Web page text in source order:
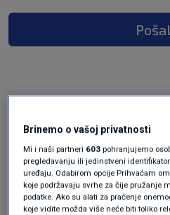
Oglas
Brinemo o vašoj privatnosti
Mi i naši partneri 603 pohranjujemo
pregledavanju ili jedinstveni
uređaju. Odabirom opcije Prihvaćam
koje podržavaju svrhe za čije pružanje
podatke. Ako su alati za praćenje
koje vidite možda više neće biti toliko